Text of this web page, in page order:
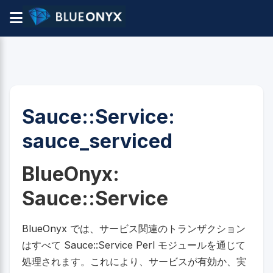
Sauce::Service:
sauce_serviced
BlueOnyx:
Sauce::Service
BlueOnyx では、サービス関連のトランザクション
はすべて Sauce::Service Perl モジュールを通じて
処理されます。これにより、サービスが有効か、実